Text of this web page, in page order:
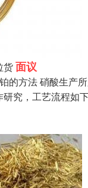
货面议
的方法 硝酸生产
研究，工艺流